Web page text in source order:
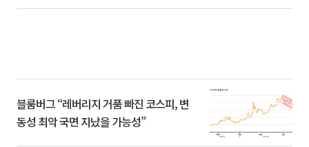
블룸버그 “레버리지 거품 빠진 코스피, 변
동성 최악 국면 지났을 가능성”